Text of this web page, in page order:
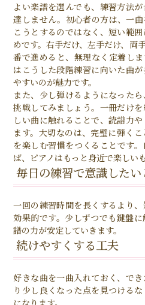
よい楽譜を選んでも、練習方法
達しません。初心者の方は、一
こうとするのではなく、短い範
めです。右手だけ、左手だけ、両
番で進めると、無理なく定着し
はこうした段階練習に向いた曲
やすいのが魅力です。
また、少し弾けるようになった
挑戦してみましょう。一冊だけ
しい曲に触れることで、読譜力
ます。大切なのは、完璧に弾く
を楽しむ習慣をつくることです
ば、ピアノはもっと身近で楽しい
毎日の練習で意識したい
一回の練習時間を長くするより
効果的です。少しずつでも鍵盤
譜の力が安定していきます。
続けやすくする工夫
好きな曲を一曲入れておく、で
り少し良くなった点を見つける
になります。